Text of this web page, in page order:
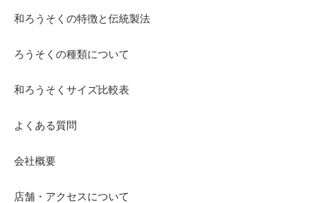
和ろうそくの特徴と伝統製法
ろうそくの種類について
和ろうそくサイズ比較表
よくある質問
会社概要
店舗・アクセスについて